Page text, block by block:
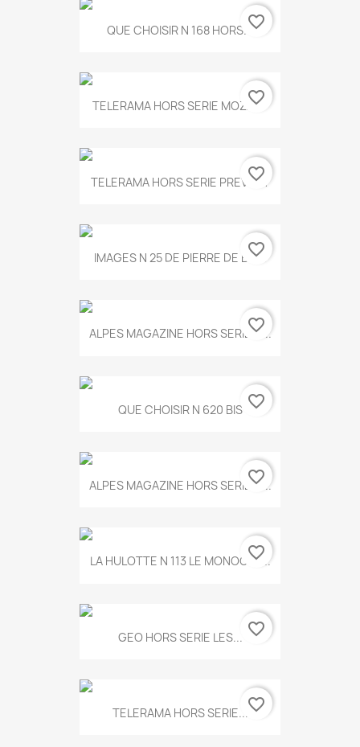
QUE CHOISIR N 168 HORS...favorite_border
TELERAMA HORS SERIE MOZART
favorite_border
TELERAMA HORS SERIE PREVERT
favorite_border
IMAGES N 25 DE PIERRE DE BOIS
favorite_border
ALPES MAGAZINE HORS SERIE N...
favorite_border
QUE CHOISIR N 620 BIS favorite_border
ALPES MAGAZINE HORS SERIE N...
favorite_border
LA HULOTTE N 113 LE MONOCLE...
favorite_border
GEO HORS SERIE LES... favorite_border
TELERAMA HORS SERIE...favorite_border